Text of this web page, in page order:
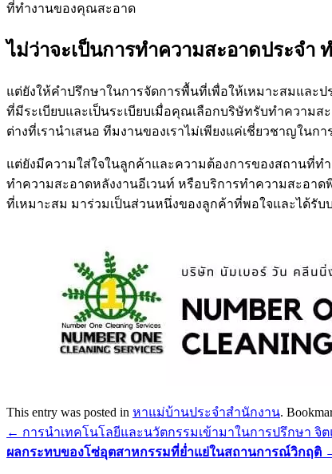
ที่ทำงานของคุณสะอาด
ไม่ว่าจะเป็นการทำความสะอาดประจำ
แต่ยังให้คำปรึกษาในการจัดการพื้นที่เพื่อให้เหมาะสมแล
ที่มีระเบียบและเป็นระเบียบเมื่อคุณเลือกบริษัทรับทำความ
ต่างที่เรานำเสนอ ทีมงานของเราไม่เพียงแค่เชี่ยวชาญในก
แต่ยังมีความใส่ใจในลูกค้าและความต้องการของสถานที่ท
ทำความสะอาดหลังงานอีเวนท์ หรือบริการทำความสะอา
ที่เหมาะสม มาร่วมเป็นส่วนหนึ่งของลูกค้าที่พอใจและได้รั
This entry was posted in หาแม่บ้านประจำสำนักงาน.
← การนำเทคโนโลยีและนวัตกรรมเข้ามาในการปรึกษา จิ
ผลกระทบของโซ่อุตสาหกรรมที่ย่ำแย่ในสถานการณ์วิกฤติ